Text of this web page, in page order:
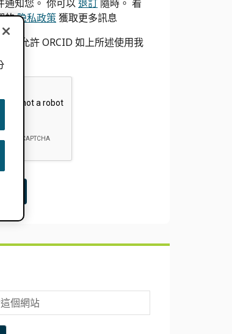
通知您。 你可以退訂 隨時。 看
的隐私政策獲取更多訊息
同意允許 ORCID 如上所述使用我